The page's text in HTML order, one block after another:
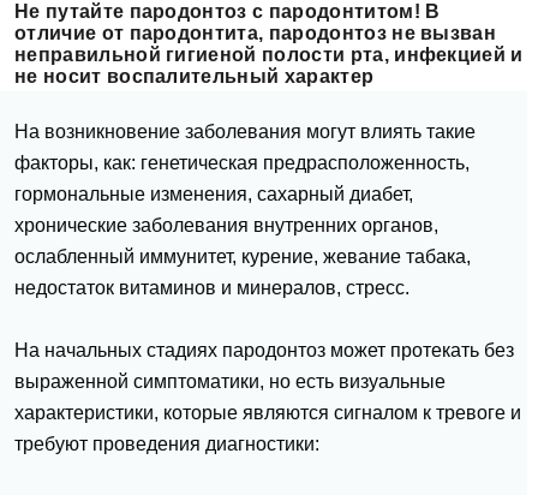
Не путайте пародонтоз с пародонтитом! В
отличие от пародонтита, пародонтоз не вызван
неправильной гигиеной полости рта, инфекцией и
не носит воспалительный характер
На возникновение заболевания могут влиять такие
факторы, как: генетическая предрасположенность,
гормональные изменения, сахарный диабет,
хронические заболевания внутренних органов,
ослабленный иммунитет, курение, жевание табака,
недостаток витаминов и минералов, стресс.
На начальных стадиях пародонтоз может протекать без
выраженной симптоматики, но есть визуальные
характеристики, которые являются сигналом к тревоге и
требуют проведения диагностики: